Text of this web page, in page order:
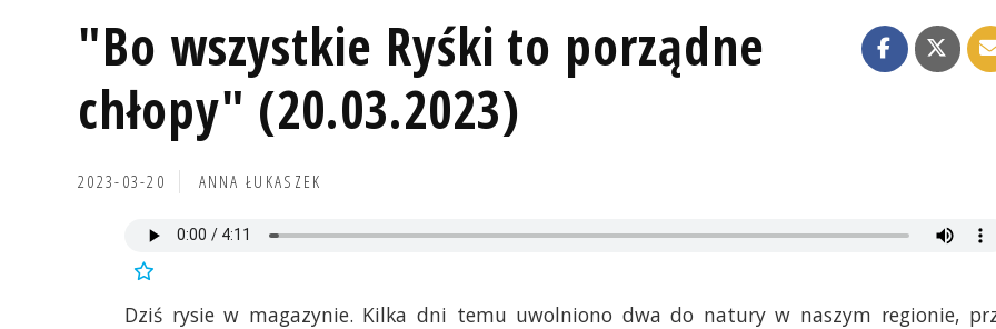
"Bo wszystkie Ryśki to porządne
chłopy" (20.03.2023)
2023-03-20 ANNA ŁUKASZEK
Dziś rysie w magazynie. Kilka dni temu uwolniono dwa do natury w naszym regionie,